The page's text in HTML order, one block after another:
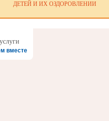
ДЕТЕЙ И ИХ ОЗДОРОВЛЕНИИ
вместе